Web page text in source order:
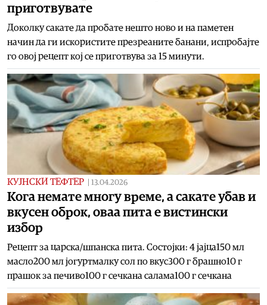
приготвувате
Доколку сакате да пробате нешто ново и на паметен
начин да ги искористите презреаните банани, испробајте
го овој рецепт кој се приготвува за 15 минути.
КУЈНСКИ ТЕФТЕР 13.04.2026
Кога немате многу време, а сакате убав и
вкусен оброк, оваа пита е вистински
избор
Рецепт за царска/шпанска пита. Состојки: 4 јајца150 мл
масло200 мл јогуртмалку сол по вкус300 г брашно10 г
прашок за печиво100 г сечкана салама100 г сечкана